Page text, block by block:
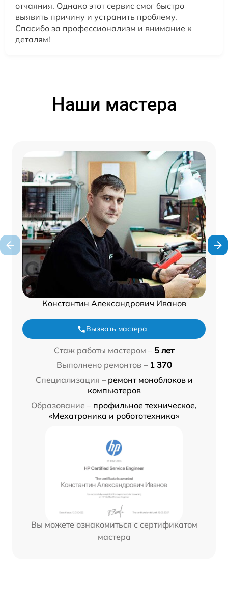
отчаяния. Однако этот сервис смог быстро
выявить причину и устранить проблему.
Спасибо за профессионализм и внимание к
деталям!
Наши мастера
Константин Александрович Иванов
Вызвать мастера
Стаж работы мастером – 5 лет
Выполнено ремонтов – 1 370
Специализация – ремонт моноблоков и
компьютеров
Образование – профильное техническое,
«Мехатроника и робототехника»
Вы можете ознакомиться с сертификатом
мастера